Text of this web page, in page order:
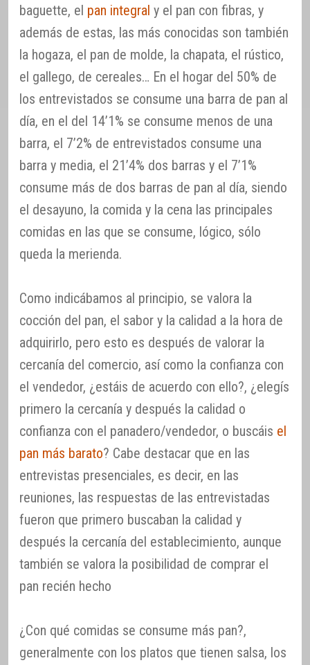
baguette, el pan integral y el pan con fibras, y
además de estas, las más conocidas son también
la hogaza, el pan de molde, la chapata, el rústico,
el gallego, de cereales… En el hogar del 50% de
los entrevistados se consume una barra de pan al
día, en el del 14’1% se consume menos de una
barra, el 7’2% de entrevistados consume una
barra y media, el 21’4% dos barras y el 7’1%
consume más de dos barras de pan al día, siendo
el desayuno, la comida y la cena las principales
comidas en las que se consume, lógico, sólo
queda la merienda.
Como indicábamos al principio, se valora la
cocción del pan, el sabor y la calidad a la hora de
adquirirlo, pero esto es después de valorar la
cercanía del comercio, así como la confianza con
el vendedor, ¿estáis de acuerdo con ello?, ¿elegís
primero la cercanía y después la calidad o
confianza con el panadero/vendedor, o buscáis el
pan más barato? Cabe destacar que en las
entrevistas presenciales, es decir, en las
reuniones, las respuestas de las entrevistadas
fueron que primero buscaban la calidad y
después la cercanía del establecimiento, aunque
también se valora la posibilidad de comprar el
pan recién hecho
¿Con qué comidas se consume más pan?,
generalmente con los platos que tienen salsa, los